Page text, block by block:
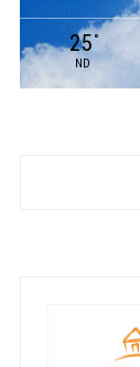
25 °
ND